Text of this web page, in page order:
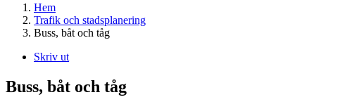
Hem
Trafik och stadsplanering
Buss, båt och tåg
Skriv ut
Buss, båt och tåg